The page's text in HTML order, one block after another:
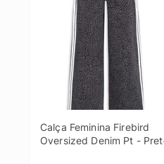
Calça Feminina Firebird
Oversized Denim Pt -